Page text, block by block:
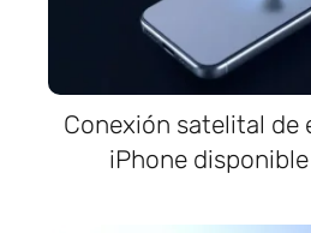
Conexión satelital de
iPhone